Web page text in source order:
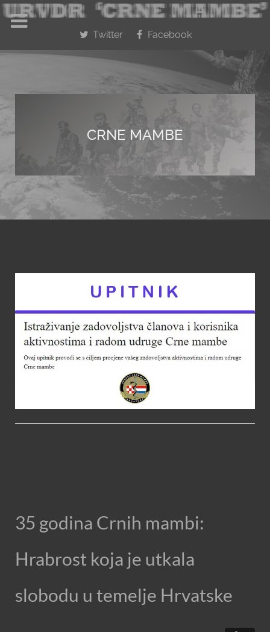
Twitter Facebook
CRNE MAMBE
35 godina Crnih mambi:
Hrabrost koja je utkala
slobodu u temelje Hrvatske